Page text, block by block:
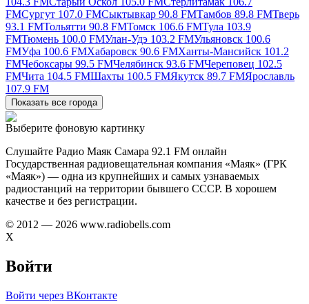
FMСургут 107.0 FMСыктывкар 90.8 FMТамбов 89.8 FMТверь
93.1 FMТольятти 90.8 FMТомск 106.6 FMТула 103.9
FMТюмень 100.0 FMУлан-Удэ 103.2 FMУльяновск 100.6
FMУфа 100.6 FMХабаровск 90.6 FMХанты-Мансийск 101.2
FMЧебоксары 99.5 FMЧелябинск 93.6 FMЧереповец 102.5
FMЧита 104.5 FMШахты 100.5 FMЯкутск 89.7 FMЯрославль
107.9 FM
Показать все города
Выберите фоновую картинку
Слушайте Радио Маяк Самара 92.1 FM онлайн
Государственная радиовещательная компания «Маяк» (ГРК
«Маяк») — одна из крупнейших и самых узнаваемых
радиостанций на территории бывшего СССР. В хорошем
качестве и без регистрации.
© 2012 — 2026 www.radiobells.com
X
Войти
Войти через ВКонтакте